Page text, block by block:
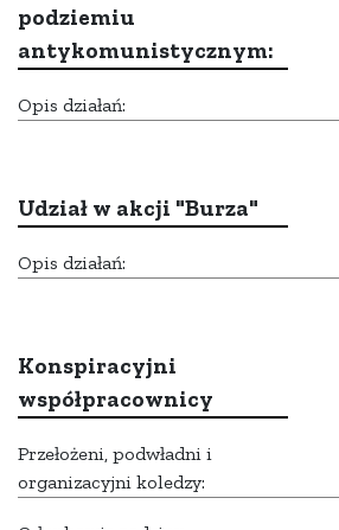
podziemiu
antykomunistycznym:
Opis działań:
Udział w akcji "Burza"
Opis działań:
Konspiracyjni
współpracownicy
Przełożeni, podwładni i
organizacyjni koledzy: